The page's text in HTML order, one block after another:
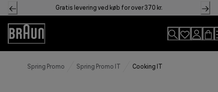
Skip
to
Content
Gratis levering ved køb for over 370 kr.
Accessibility
Statement
Spring Promo Spring Promo IT Cooking IT